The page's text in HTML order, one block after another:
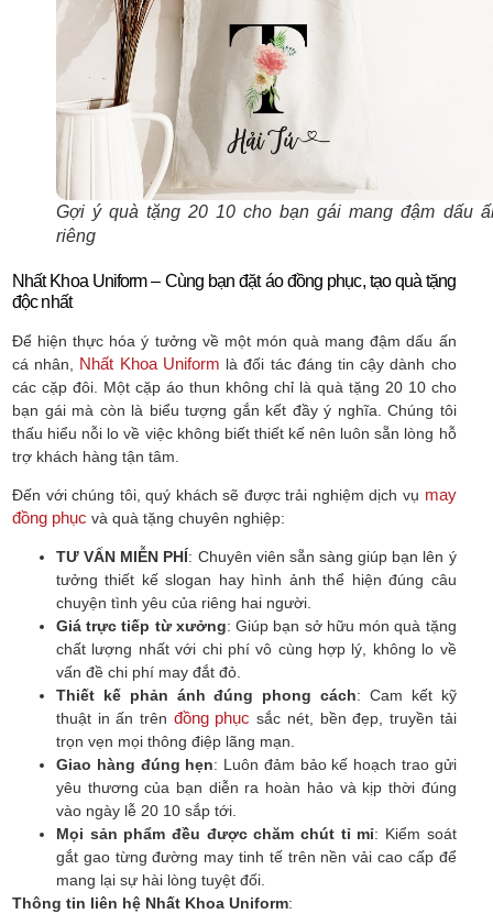
Gợi ý quà tặng 20 10 cho bạn gái mang đậm dấu
riêng
Nhất Khoa Uniform – Cùng bạn đặt áo đồng phục, tạo quà tặng
độc nhất
Để hiện thực hóa ý tưởng về một món quà mang đậm dấu ấn
cá nhân, Nhất Khoa Uniform là đối tác đáng tin cậy dành cho
các cặp đôi. Một cặp áo thun không chỉ là quà tặng 20 10 cho
bạn gái mà còn là biểu tượng gắn kết đầy ý nghĩa. Chúng tôi
thấu hiểu nỗi lo về việc không biết thiết kế nên luôn sẵn lòng hỗ
trợ khách hàng tận tâm.
Đến với chúng tôi, quý khách sẽ được trải nghiệm dịch vụ may
đồng phục và quà tặng chuyên nghiệp:
TƯ VẤN MIỄN PHÍ: Chuyên viên sẵn sàng giúp bạn lên ý
tưởng thiết kế slogan hay hình ảnh thể hiện đúng câu
chuyện tình yêu của riêng hai người.
Giá trực tiếp từ xưởng: Giúp bạn sở hữu món quà tặng
chất lượng nhất với chi phí vô cùng hợp lý, không lo về
vấn đề chi phí may đắt đỏ.
Thiết kế phản ánh đúng phong cách: Cam kết kỹ
thuật in ấn trên đồng phục sắc nét, bền đẹp, truyền tải
trọn vẹn mọi thông điệp lãng mạn.
Giao hàng đúng hẹn: Luôn đảm bảo kế hoạch trao gửi
yêu thương của bạn diễn ra hoàn hảo và kịp thời đúng
vào ngày lễ 20 10 sắp tới.
Mọi sản phẩm đều được chăm chút tỉ mỉ: Kiểm soát
gắt gao từng đường may tinh tế trên nền vải cao cấp để
mang lại sự hài lòng tuyệt đối.
Thông tin liên hệ Nhất Khoa Uniform: